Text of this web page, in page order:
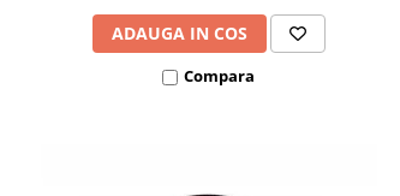
ADAUGA IN COS
Compara